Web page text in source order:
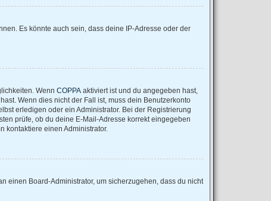
Es könnte auch sein, dass deine IP-Adresse oder der
Wenn COPPA aktiviert ist und du angegeben hast,
Wenn dies nicht der Fall ist, muss dein Benutzerkonto
erledigen oder ein Administrator. Bei der Registrierung
prüfe, ob du deine E-Mail-Adresse korrekt eingegeben
kontaktiere einen Administrator.
einen Board-Administrator, um sicherzugehen, dass du nicht